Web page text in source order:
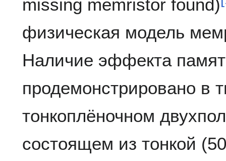
missing memristor found)
физическая модель
Наличие эффекта
продемонстрировано в
тонкоплёночном
состоящем из тонкой